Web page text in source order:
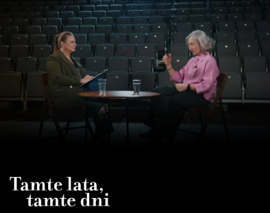
Tamte lata, tamte dni